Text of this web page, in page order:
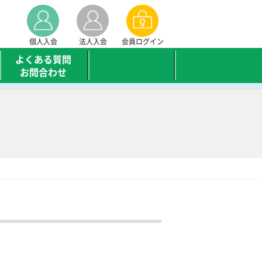
個人入会 法人入会 会員ログイン
よくある質問
お問合わせ